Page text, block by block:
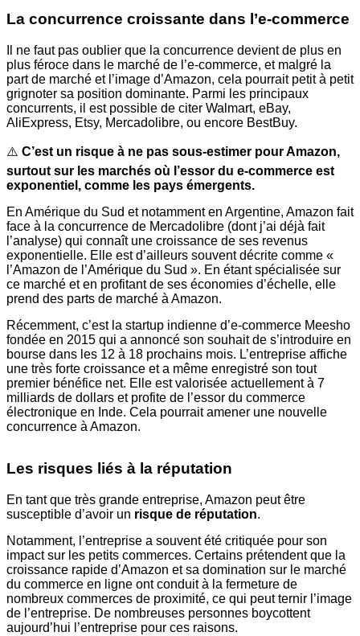
La concurrence croissante dans l’e-commerce
Il ne faut pas oublier que la concurrence devient de plus en
plus féroce dans le marché de l’e-commerce, et malgré la
part de marché et l’image d’Amazon, cela pourrait petit à petit
grignoter sa position dominante. Parmi les principaux
concurrents, il est possible de citer Walmart, eBay,
AliExpress, Etsy, Mercadolibre, ou encore BestBuy.
⚠️ C’est un risque à ne pas sous-estimer pour Amazon,
surtout sur les marchés où l’essor du e-commerce est
exponentiel, comme les pays émergents.
En Amérique du Sud et notamment en Argentine, Amazon fait
face à la concurrence de Mercadolibre (dont j’ai déjà fait
l’analyse) qui connaît une croissance de ses revenus
exponentielle. Elle est d’ailleurs souvent décrite comme «
l’Amazon de l’Amérique du Sud ». En étant spécialisée sur
ce marché et en profitant de ses économies d’échelle, elle
prend des parts de marché à Amazon.
Récemment, c’est la startup indienne d’e-commerce Meesho
fondée en 2015 qui a annoncé son souhait de s’introduire en
bourse dans les 12 à 18 prochains mois. L’entreprise affiche
une très forte croissance et a même enregistré son tout
premier bénéfice net. Elle est valorisée actuellement à 7
milliards de dollars et profite de l’essor du commerce
électronique en Inde. Cela pourrait amener une nouvelle
concurrence à Amazon.
Les risques liés à la réputation
En tant que très grande entreprise, Amazon peut être
susceptible d’avoir un risque de réputation.
Notamment, l’entreprise a souvent été critiquée pour son
impact sur les petits commerces. Certains prétendent que la
croissance rapide d’Amazon et sa domination sur le marché
du commerce en ligne ont conduit à la fermeture de
nombreux commerces de proximité, ce qui peut ternir l’image
de l’entreprise. De nombreuses personnes boycottent
aujourd’hui l’entreprise pour ces raisons.